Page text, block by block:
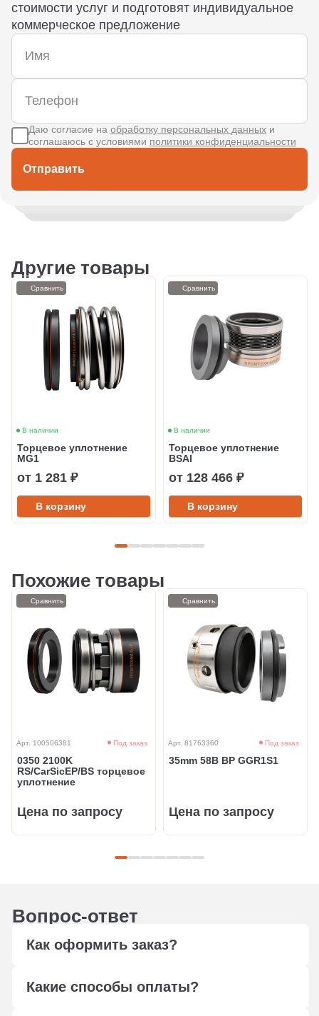
стоимости услуг и подготовят индивидуальное
коммерческое предложение
Отправить
Даю согласие на обработку персональных данных и
соглашаюсь с условиями политики конфиденциальности
Другие товары
В наличии
Торцевое уплотнение
MG1
от 1 281 ₽
В корзину
Сравнить
В наличии
Торцевое уплотнение
BSAI
от 128 466 ₽
В корзину
Сравнить
Похожие товары
Арт. 100506381 Под заказ
0350 2100K
RS/CarSicEP/BS торцевое
уплотнение
Цена по запросу
Сравнить
Арт. 81763360 Под заказ
35mm 58B BP GGR1S1
Цена по запросу
Сравнить
Вопрос-ответ
Как оформить заказ?
Оформите заказ любым удобным способом: через
форму обратной связи, сформируйте корзину,
Какие способы оплаты?